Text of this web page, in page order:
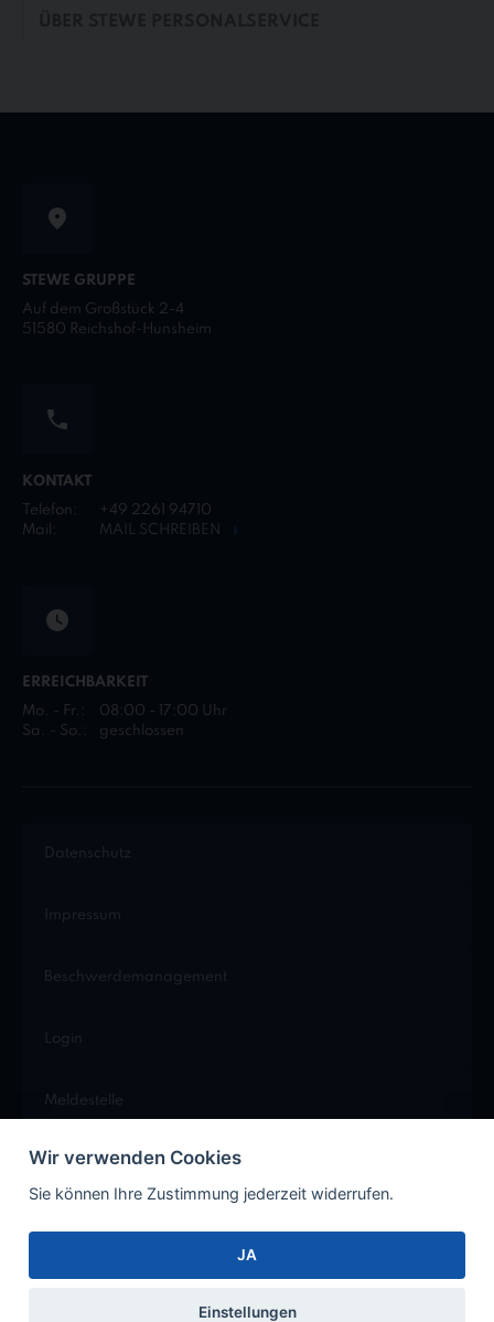
STEWE GRUPPE
Auf dem Großstück 2-4
51580 Reichshof-Hunsheim
KONTAKT
Telefon:
+49 2261 94710
Mail:
MAIL SCHREIBEN
ERREICHBARKEIT
Mo. - Fr.:
08:00 - 17:00 Uhr
Sa. - So.:
geschlossen
Datenschutz
Impressum
Beschwerdemanagement
Login
Meldestelle
Cookie Einstellungen
Wir verwenden Cookies
Sie können Ihre Zustimmung jederzeit widerrufen.
JA
Einstellungen